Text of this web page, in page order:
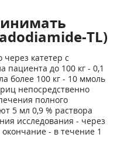
TL)
катетер с
до 100 кг - 0,1
более 100 кг - 10 ммоль
непосредственно
полного
5 мл 0,9 % раствора
исследования - через
- в течение 1